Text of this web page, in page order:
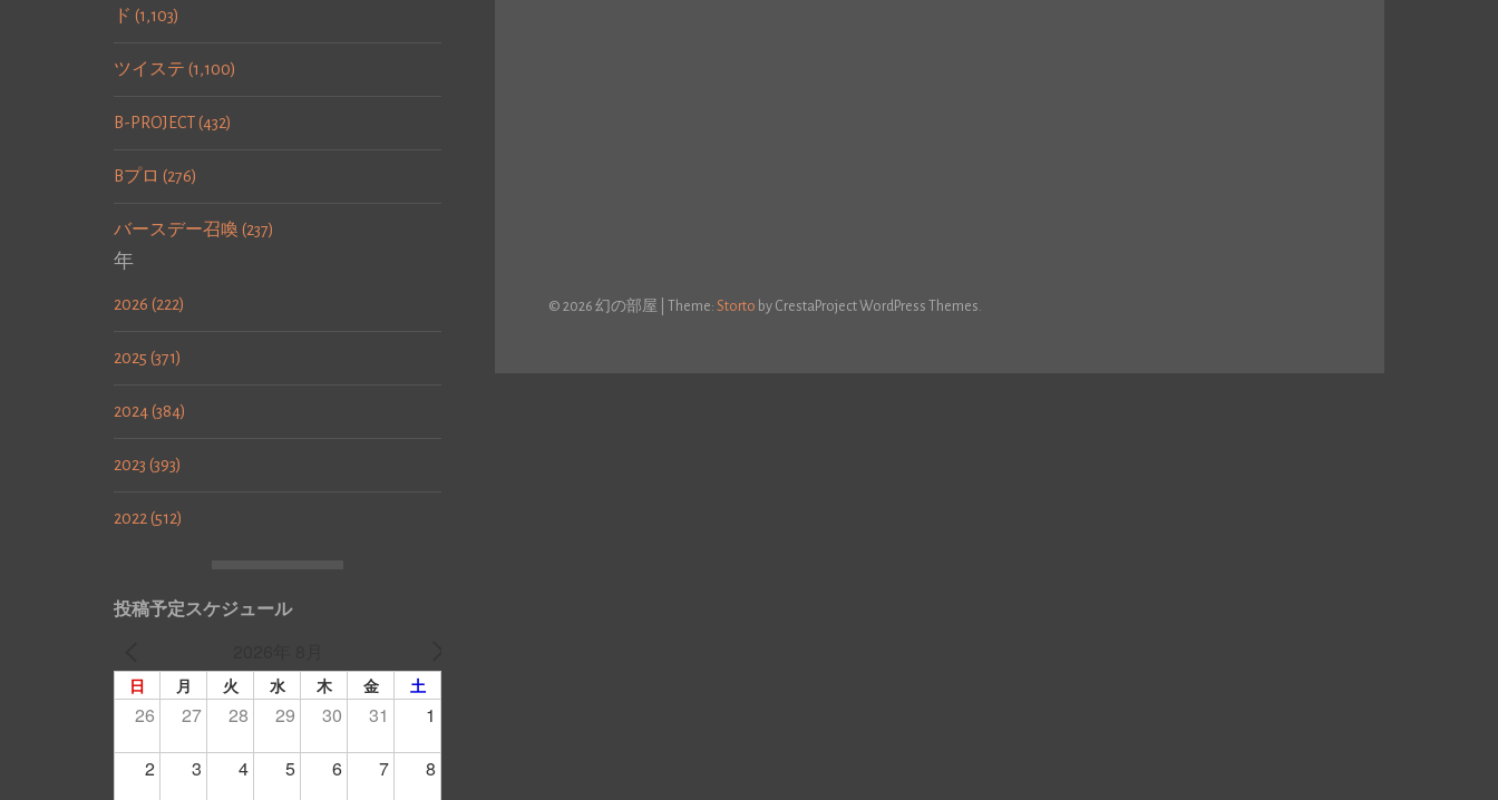
ド (1,103)
ツイステ (1,100)
B-PROJECT (432)
Bプロ (276)
バースデー召喚 (237)
年
2026 (222)
2025 (371)
2024 (384)
2023 (393)
2022 (512)
投稿予定スケジュール
日 月 火 水 木 金 土
26 27 28 29 30 31 1
2 3 4 5 6 7 8
© 2026 幻の部屋 Theme: Storto by CrestaProject WordPress Themes.